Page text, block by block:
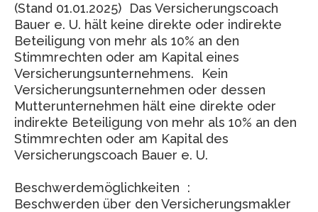
(Stand 01.01.2025) Das Versicherungscoach
Bauer e. U. hält keine direkte oder indirekte
Beteiligung von mehr als 10% an den
Stimmrechten oder am Kapital eines
Versicherungsunternehmens. Kein
Versicherungsunternehmen oder dessen
Mutterunternehmen hält eine direkte oder
indirekte Beteiligung von mehr als 10% an den
Stimmrechten oder am Kapital des
Versicherungscoach Bauer e. U.
Beschwerdemöglichkeiten :
Beschwerden über den Versicherungsmakler